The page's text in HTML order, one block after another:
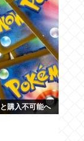
購入不可能へ